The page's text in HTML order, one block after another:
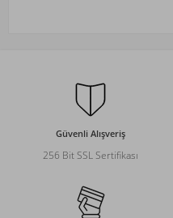
Güvenli Alışveriş
256 Bit SSL Sertifikası